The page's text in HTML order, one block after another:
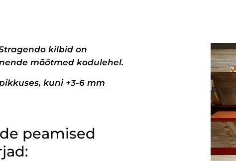
kilbid on
mõõtmed kodulehel.
kuni +3-6 mm
peamised